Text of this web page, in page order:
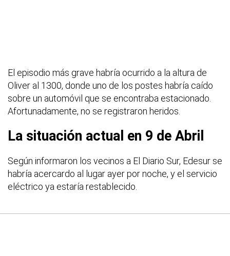
El episodio más grave habría ocurrido a la altura de
Oliver al 1300, donde uno de los postes habría caído
sobre un automóvil que se encontraba estacionado.
Afortunadamente, no se registraron heridos.
La situación actual en 9 de Abril
Según informaron los vecinos a El Diario Sur, Edesur se
habría acercardo al lugar ayer por noche, y el servicio
eléctrico ya estaría restablecido.